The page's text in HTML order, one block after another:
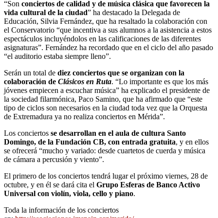
“Son conciertos de calidad y de música clásica que favorecen la
vida cultural de la ciudad” ha destacado la Delegada de
Educación, Silvia Fernández, que ha resaltado la colaboración con
el Conservatorio “que incentiva a sus alumnos a la asistencia a estos
espectáculos incluyéndolos en las calificaciones de las diferentes
asignaturas”. Fernández ha recordado que en el ciclo del año pasado
“el auditorio estaba siempre lleno”.
Serán un total de diez conciertos que se organizan con la
colaboración de Clásicos en Ruta. “Lo importante es que los más
jóvenes empiecen a escuchar música” ha explicado el presidente de
la sociedad filarmónica, Paco Samino, que ha afirmado que “este
tipo de ciclos son necesarios en la ciudad toda vez que la Orquesta
de Extremadura ya no realiza conciertos en Mérida”.
Los conciertos se desarrollan en el aula de cultura Santo
Domingo, de la Fundación CB, con entrada gratuita, y en ellos
se ofrecerá “mucho y variado: desde cuartetos de cuerda y música
de cámara a percusión y viento”.
El primero de los conciertos tendrá lugar el próximo viernes, 28 de
octubre, y en él se dará cita el Grupo Esferas de Banco Activo
Universal con violín, viola, cello y piano.
Toda la información de los conciertos